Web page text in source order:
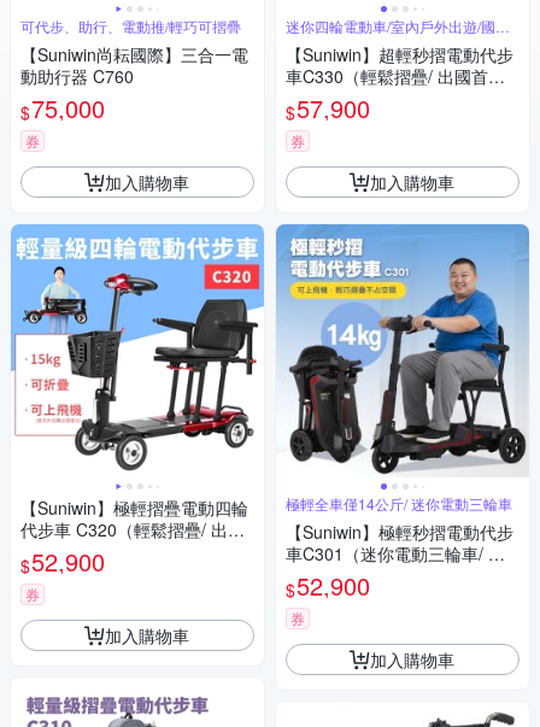
可代步、助行、電動推/輕巧可摺疊
【Suniwin尚耘國際】三合一電
動助行器 C760
$75,000
券
加入購物車
【Suniwin】極輕摺疊電動四輪
代步車 C320（輕鬆摺疊/ 出國
首選/ 老人長輩/ 室內戶外出
遊）
$52,900
券
加入購物車
迷你四輪電動車/室內戶外出遊/國內
外旅行
【Suniwin】超輕秒摺電動代步
車C330（輕鬆摺疊/ 出國首選/
老人長輩/ 室內戶外出遊）
$57,900
券
加入購物車
極輕全車僅14公斤/ 迷你電動三輪車
【Suniwin】極輕秒摺電動代步
車C301（迷你電動三輪車/ 出
國首選/ 老人長輩/ 行動不便）
$52,900
券
加入購物車